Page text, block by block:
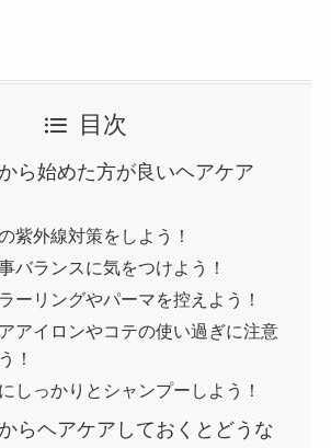
目次
から始めた方が良いヘアケア
紫外線対策をしよう！
バランスに気をつけよう！
ーリングやパーマを控えよう！
アイロンやコテの使い過ぎに注意
！
しっかりとシャンプーしよう！
からヘアケアしておくとどうな